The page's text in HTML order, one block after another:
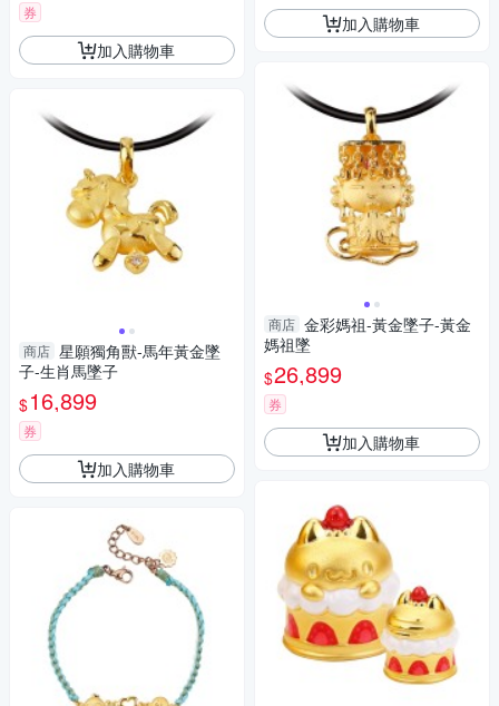
券
加入購物車
商店 星願獨角獸-馬年黃金墜
子-生肖馬墜子
$16,899
券
加入購物車
加入購物車
商店 金彩媽祖-黃金墜子-黃金
媽祖墜
$26,899
券
加入購物車